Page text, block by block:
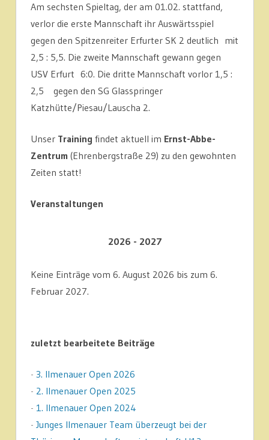
Am sechsten Spieltag, der am 01.02. stattfand,
verlor die erste Mannschaft ihr Auswärtsspiel
gegen den Spitzenreiter Erfurter SK 2 deutlich mit
2,5 : 5,5. Die zweite Mannschaft gewann gegen
USV Erfurt 6:0. Die dritte Mannschaft vorlor 1,5 :
2,5 gegen den SG Glasspringer
Katzhütte/Piesau/Lauscha 2.
Unser Training findet aktuell im Ernst-Abbe-
Zentrum (Ehrenbergstraße 29) zu den gewohnten
Zeiten statt!
Veranstaltungen
2026 - 2027
Keine Einträge vom 6. August 2026 bis zum 6.
Februar 2027.
zuletzt bearbeitete Beiträge
- 3. Ilmenauer Open 2026
- 2. Ilmenauer Open 2025
- 1. Ilmenauer Open 2024
- Junges Ilmenauer Team überzeugt bei der